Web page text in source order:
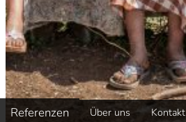
Referenzen Über uns Kontakt